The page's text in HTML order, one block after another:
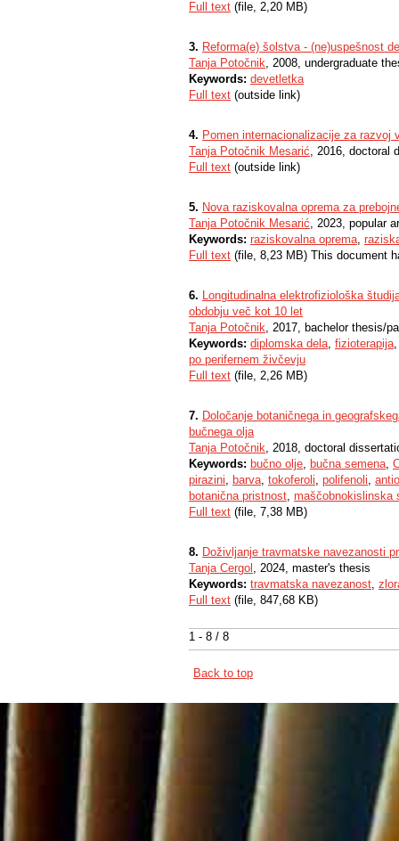
1 - 8 / 8
Full text (file, 2,20 MB)
3. Reforma(e) šolstva - (ne)uspešnost
Tanja Potočnik, 2008, undergraduate
Keywords: devetletka
Full text (outside link)
4. Pomen internacionalizacije za razvoj
Tanja Potočnik Mesarić, 2016, doctoral
Full text (outside link)
5. Nova raziskovalna oprema za
Tanja Potočnik Mesarić, 2023, popular
Keywords: raziskovalna oprema,
Full text (file, 8,23 MB) This document
6. Longitudinalna elektrofiziološka
obdobju več kot 10 let
Tanja Potočnik, 2017, bachelor thesis/
Keywords: diplomska dela, fizioterapija
po perifernem živčevju
Full text (file, 2,26 MB)
7. Določanje botaničnega in
bučnega olja
Tanja Potočnik, 2018, doctoral
Keywords: bučno olje, bučna semena,
pirazini, barva, tokoferoli, polifenoli,
botanična pristnost, maščobnokislinska
Full text (file, 7,38 MB)
8. Doživljanje travmatske navezanosti
Tanja Cergol , 2024, master's thesis
Keywords: travmatska navezanost,
Full text (file, 847,68 KB)
Back to top